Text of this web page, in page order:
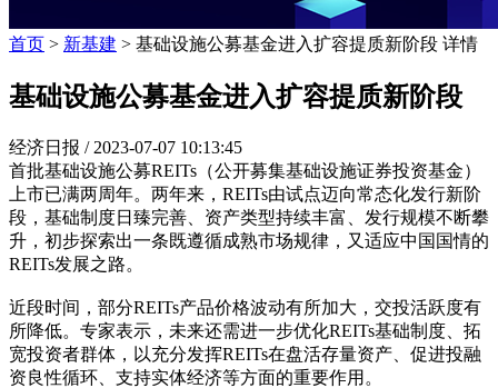
首页 > 新基建 > 基础设施公募基金进入扩容提质新阶段 详情
基础设施公募基金进入扩容提质新阶段
经济日报 / 2023-07-07 10:13:45
首批基础设施公募REITs（公开募集基础设施证券投资基金）
上市已满两周年。两年来，REITs由试点迈向常态化发行新阶
段，基础制度日臻完善、资产类型持续丰富、发行规模不断攀
升，初步探索出一条既遵循成熟市场规律，又适应中国国情的
REITs发展之路。
近段时间，部分REITs产品价格波动有所加大，交投活跃度有
所降低。专家表示，未来还需进一步优化REITs基础制度、拓
宽投资者群体，以充分发挥REITs在盘活存量资产、促进投融
资良性循环、支持实体经济等方面的重要作用。